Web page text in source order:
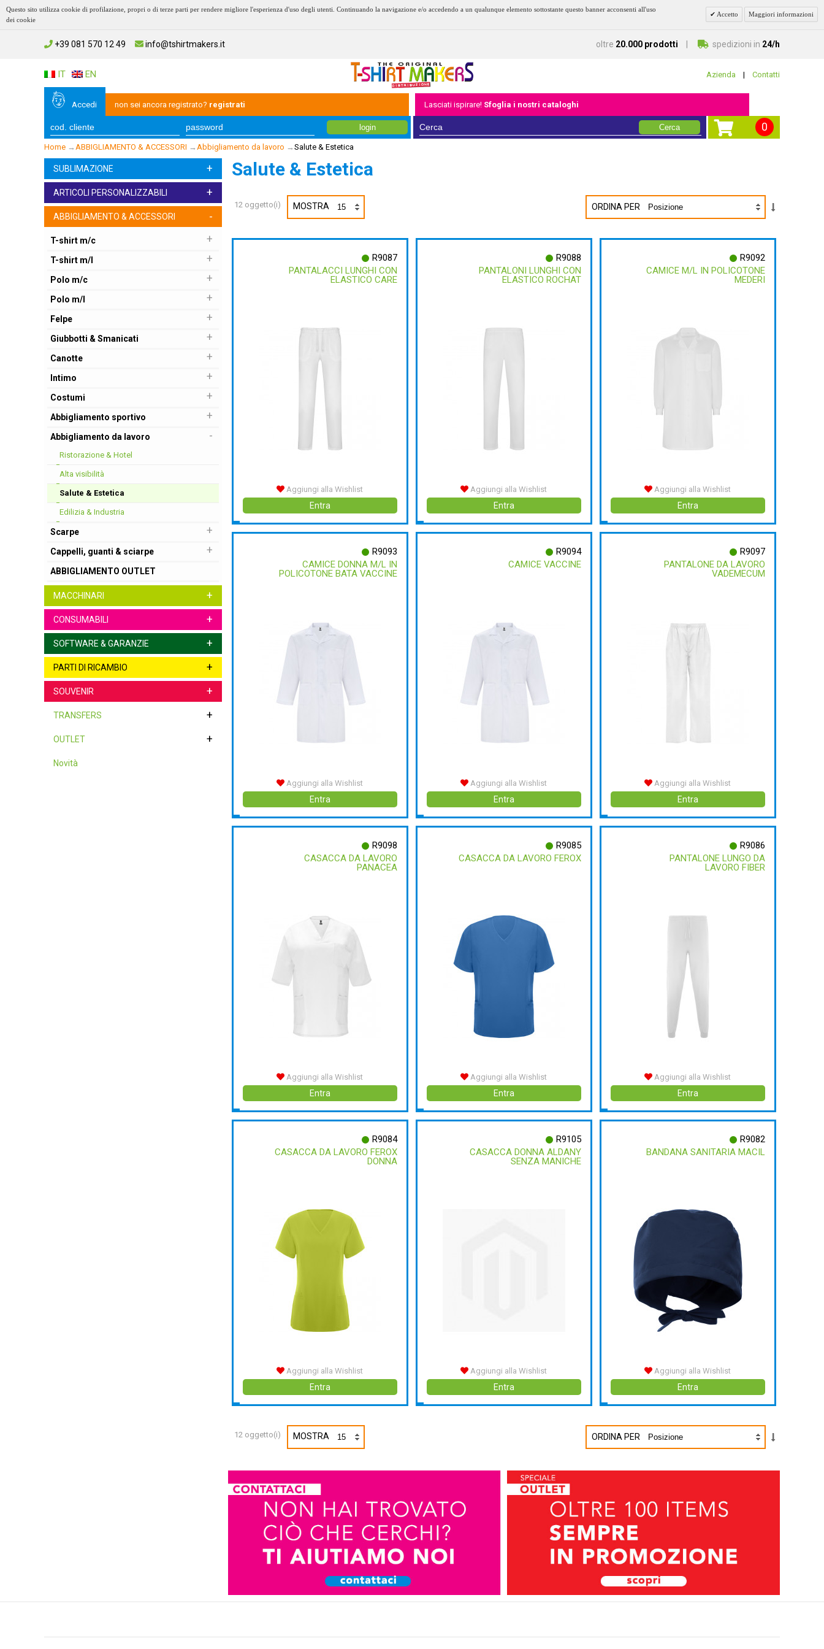
Questo sito utilizza cookie di profilazione, propri o di terze parti per rendere migliore l'esperienza d'uso degli utenti. Continuando la navigazione e/o accedendo a un qualunque elemento sottostante questo banner acconsenti all'uso
dei cookie
Accetto Maggiori informazioni
+39 081 570 12 49 info@tshirtmakers.it oltre 20.000 prodotti spedizioni in 24/h
IT EN Azienda | Contatti
Accedi non sei ancora registrato? registrati Lasciati ispirare! Sfoglia i nostri cataloghi
login Cerca 0
Home → ABBIGLIAMENTO & ACCESSORI → Abbigliamento da lavoro → Salute & Estetica
SUBLIMAZIONE +
ARTICOLI PERSONALIZZABILI +
ABBIGLIAMENTO & ACCESSORI -
T-shirt m/c +
T-shirt m/l +
Polo m/c +
Polo m/l +
Felpe +
Giubbotti & Smanicati +
Canotte +
Intimo +
Costumi +
Abbigliamento sportivo +
Abbigliamento da lavoro -
Ristorazione & Hotel
Alta visibilità
Salute & Estetica
Edilizia & Industria
Scarpe +
Cappelli, guanti & sciarpe +
ABBIGLIAMENTO OUTLET
MACCHINARI +
CONSUMABILI +
SOFTWARE & GARANZIE +
PARTI DI RICAMBIO +
SOUVENIR +
TRANSFERS +
OUTLET +
Novità
Salute & Estetica
12 oggetto(i) MOSTRA ORDINA PER
R9087
PANTALACCI LUNGHI CON
ELASTICO CARE
Aggiungi alla Wishlist
Entra
R9088
PANTALONI LUNGHI CON
ELASTICO ROCHAT
Aggiungi alla Wishlist
Entra
R9092
CAMICE M/L IN POLICOTONE
MEDERI
Aggiungi alla Wishlist
Entra
R9093
CAMICE DONNA M/L IN
POLICOTONE BATA VACCINE
Aggiungi alla Wishlist
Entra
R9094
CAMICE VACCINE
Aggiungi alla Wishlist
Entra
R9097
PANTALONE DA LAVORO
VADEMECUM
Aggiungi alla Wishlist
Entra
R9098
CASACCA DA LAVORO
PANACEA
Aggiungi alla Wishlist
Entra
R9085
CASACCA DA LAVORO FEROX
Aggiungi alla Wishlist
Entra
R9086
PANTALONE LUNGO DA
LAVORO FIBER
Aggiungi alla Wishlist
Entra
R9084
CASACCA DA LAVORO FEROX
DONNA
Aggiungi alla Wishlist
Entra
R9105
CASACCA DONNA ALDANY
SENZA MANICHE
Aggiungi alla Wishlist
Entra
R9082
BANDANA SANITARIA MACIL
Aggiungi alla Wishlist
Entra
12 oggetto(i) MOSTRA ORDINA PER